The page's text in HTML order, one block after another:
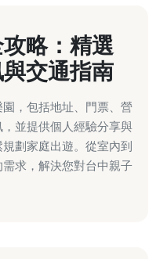
略：精選
交通指南
，包括地址、門票、營
並提供個人經驗分享與
劃家庭出遊。從室內到
求，解決您對台中親子